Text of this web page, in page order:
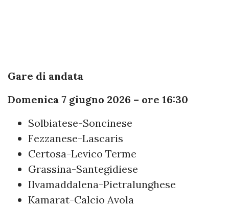
Gare di andata
Domenica 7 giugno 2026 – ore 16:30
Solbiatese-Soncinese
Fezzanese-Lascaris
Certosa-Levico Terme
Grassina-Santegidiese
Ilvamaddalena-Pietralunghese
Kamarat-Calcio Avola